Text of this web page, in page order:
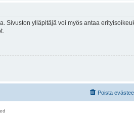
Sivuston ylläpitäjä voi myös antaa
Poista